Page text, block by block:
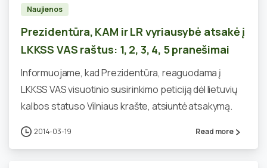
Naujienos
Prezidentūra, KAM ir LR vyriausybė atsakė į
LKKSS VAS raštus: 1, 2, 3, 4, 5 pranešimai
Informuojame, kad Prezidentūra, reaguodama į
LKKSS VAS visuotinio susirinkimo peticiją dėl lietuvių
kalbos statuso Vilniaus krašte, atsiuntė atsakymą.
2014-03-19 Read more